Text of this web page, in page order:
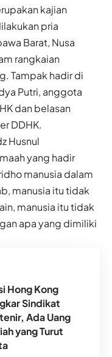
kajian
pria
Barat, Nusa
rangkaian
Tampak hadir di
Putri, anggota
dan belasan
DDHK.
Husnul
yang hadir
manusia dalam
manusia itu tidak
manusia itu tidak
apa yang dimiliki
Hong Kong
Sindikat
Ada Uang
yang Turut